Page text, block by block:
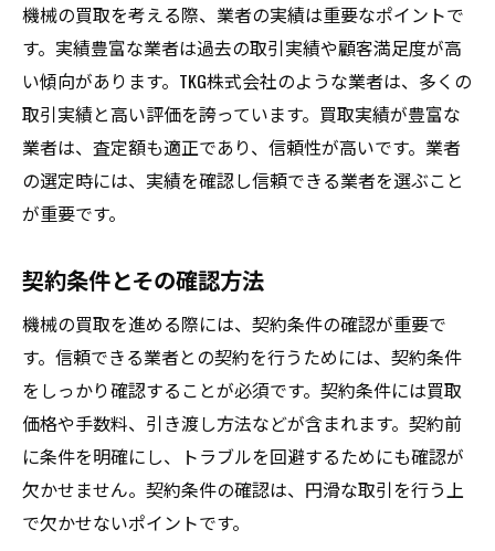
機械の買取を考える際、業者の実績は重要なポイントで
す。実績豊富な業者は過去の取引実績や顧客満足度が高
い傾向があります。TKG株式会社のような業者は、多くの
取引実績と高い評価を誇っています。買取実績が豊富な
業者は、査定額も適正であり、信頼性が高いです。業者
の選定時には、実績を確認し信頼できる業者を選ぶこと
が重要です。
契約条件とその確認方法
機械の買取を進める際には、契約条件の確認が重要で
す。信頼できる業者との契約を行うためには、契約条件
をしっかり確認することが必須です。契約条件には買取
価格や手数料、引き渡し方法などが含まれます。契約前
に条件を明確にし、トラブルを回避するためにも確認が
欠かせません。契約条件の確認は、円滑な取引を行う上
で欠かせないポイントです。